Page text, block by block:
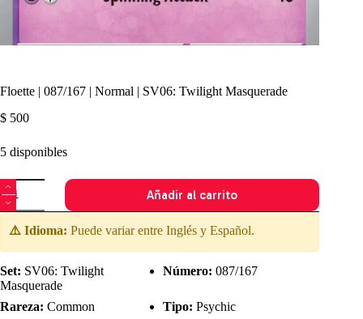
Floette | 087/167 | Normal | SV06: Twilight Masquerade
$ 500
5 disponibles
Floette
|
087/167
|
SV06:
Twilight
Masquerade
cantidad
Añadir al carrito
⚠️ Idioma: Puede variar entre Inglés y Español.
Set: SV06: Twilight
Masquerade
Número: 087/167
Rareza: Common Tipo: Psychic